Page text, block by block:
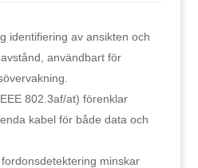
identifiering av ansikten och
användbart för
802.3af/at) förenklar
kabel för både data och
minskar